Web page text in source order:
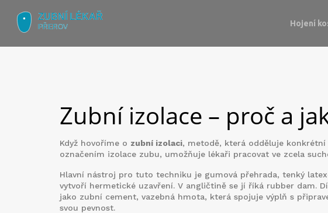
Hojení
Zubní izolace – proč a
Když hovoříme o zubní izolaci, metodě, která odděluje
označením izolace zubu, umožňuje lékaři pracovat ve zcela
Hlavní nástroj pro tuto techniku je gumová přehrada, tenký
vytvoří hermetické uzavření. V angličtině se jí říká rubber dam.
jako zubní cement, vazebná hmota, která spojuje výplň s
svou pevnost.